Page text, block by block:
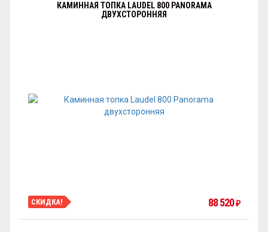
КАМИННАЯ ТОПКА LAUDEL 800 PANORAMA
ДВУХСТОРОННЯЯ
СКИДКА! 88 520 ₽